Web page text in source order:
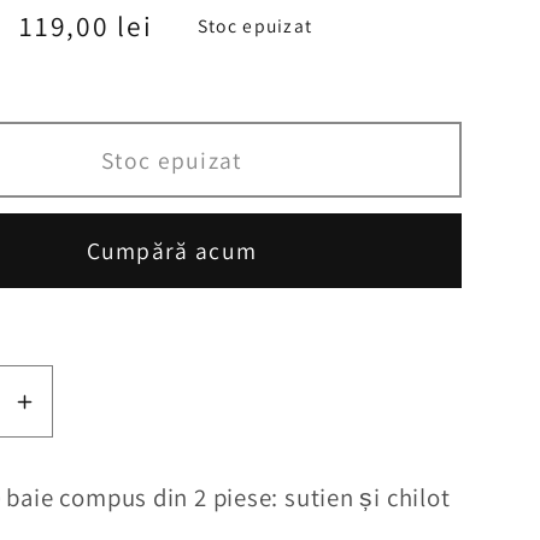
Preț
119,00 lei
Stoc epuizat
Stoc epuizat
Cumpără acum
Creșteți
cantitatea
pentru
Costum
baie compus din 2 piese: sutien și chilot